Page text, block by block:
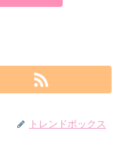
トレンドボックス